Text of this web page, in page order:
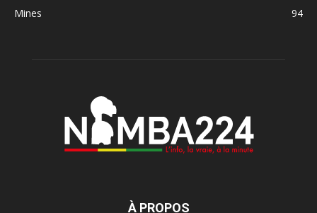
Mines
94
À PROPOS